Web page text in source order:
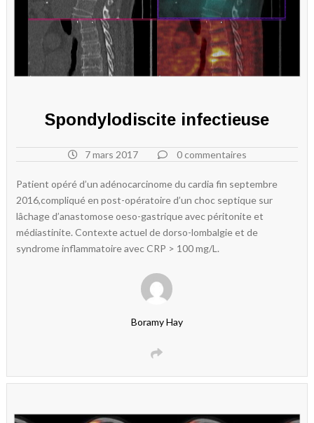
Spondylodiscite infectieuse
7 mars 2017 0 commentaires
Patient opéré d’un adénocarcinome du cardia fin septembre
2016,compliqué en post-opératoire d’un choc septique sur
lâchage d’anastomose oeso-gastrique avec péritonite et
médiastinite. Contexte actuel de dorso-lombalgie et de
syndrome inflammatoire avec CRP > 100 mg/L.
Boramy Hay